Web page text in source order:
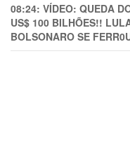
08:24: VÍDEO: QUEDA
US$ 100 BILHÕES!!
BOLSONARO SE